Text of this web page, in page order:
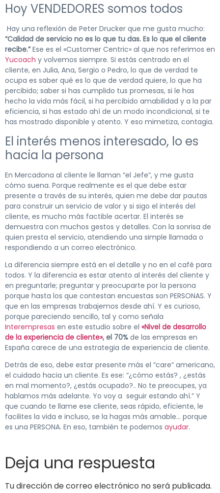
Hoy VENDEDORES somos todos
Hay una reflexión de Peter Drucker que me gusta mucho:
“Calidad de servicio no es lo que tu das. Es lo que el cliente
recibe.”Ese es el «Customer Centric» al que nos referimos en
Yucoach y volvemos siempre. Si estás centrado en el
cliente, en Julia, Ana, Sergio o Pedro, lo que de verdad te
ocupa es saber qué es lo que de verdad quiere, lo que ha
percibido; saber si has cumplido tus promesas, si le has
hecho la vida más fácil, si ha percibido amabilidad y a la par
eficiencia, si has estado ahí de un modo incondicional, si te
has mostrado disponible y atento. Y eso mimetiza, contagia.
El interés menos interesado, lo es
hacia la persona
En Mercadona al cliente le llaman “el Jefe”, y me gusta
cómo suena. Porque realmente es el que debe estar
presente a través de su interés, quien me debe dar pautas
para construir un servicio de valor y si sigo el interés del
cliente, es mucho más factible acertar. El interés se
demuestra con muchos gestos y detalles. Con la sonrisa de
quien presta el servicio, atendiendo una simple llamada o
respondiendo a un correo electrónico.
La diferencia siempre está en el detalle y no en el café para
todos. Y la diferencia es estar atento al interés del cliente y
en preguntarle; preguntar y preocuparte por la persona
porque hasta los que contestan encuestas son PERSONAS. Y
que en las empresas trabajemos desde ahí. Y es curioso,
porque pareciendo sencillo, tal y como señala
Interempresas en este estudio sobre el «Nivel de desarrollo
de la experiencia de cliente», el 70% de las empresas en
España carece de una estrategia de experiencia de cliente.
Detrás de eso, debe estar presente más el “care” americano,
el cuidado hacia un cliente. Es ese: “¿cómo estás? , ¿estás
en mal momento?, ¿estás ocupado?.. No te preocupes, ya
hablamos más adelante. Yo voy a seguir estando ahí.” Y
que cuando te llame ese cliente, seas rápido, eficiente, le
facilites la vida e incluso, se la hagas más amable… porque
es una PERSONA. En eso, también te podemos ayudar.
Deja una respuesta
Tu dirección de correo electrónico no será publicada.